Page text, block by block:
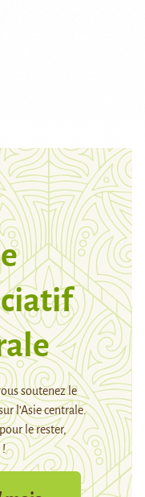
soutenez le
l’Asie centrale.
le rester,
!